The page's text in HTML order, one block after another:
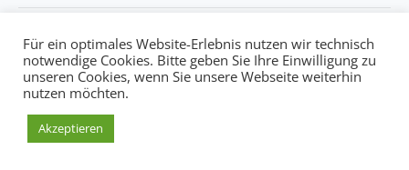
Copyright © 2026 kulturkalender-filder.de | Powered by kulturkalender-
filder.de
Für ein optimales Website-Erlebnis nutzen wir technisch
notwendige Cookies. Bitte geben Sie Ihre Einwilligung zu
unseren Cookies, wenn Sie unsere Webseite weiterhin
nutzen möchten.
Akzeptieren